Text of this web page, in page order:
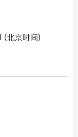
(北京时间)